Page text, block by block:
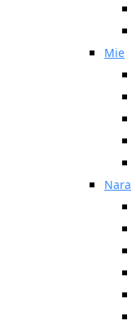
Mie
Nara